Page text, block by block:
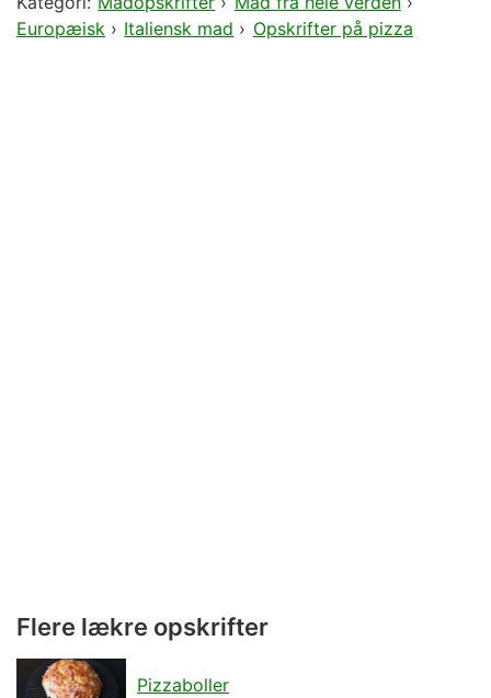
Europæisk › Italiensk mad › Opskrifter på pizza
Flere lækre opskrifter
Pizzaboller